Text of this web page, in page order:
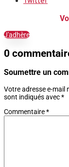
J'adhère
0
Soumettre un
Votre adresse e-mail
sont indiqués avec*
Commentaire*